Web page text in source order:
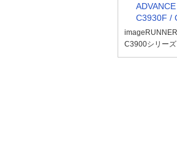
C3930F /
C3900シリーズ